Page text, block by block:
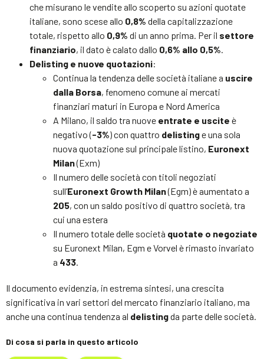
che misurano le vendite allo scoperto su azioni quotate
italiane, sono scese allo 0,8% della capitalizzazione
totale, rispetto allo 0,9% di un anno prima. Per il settore
finanziario, il dato è calato dallo 0,6% allo 0,5%.
Delisting e nuove quotazioni:
Continua la tendenza delle società italiane a uscire
dalla Borsa, fenomeno comune ai mercati
finanziari maturi in Europa e Nord America
A Milano, il saldo tra nuove entrate e uscite è
negativo (-3%) con quattro delistinge una sola
nuova quotazione sul principale listino, Euronext
Milan(Exm)
Il numero delle società con titoli negoziati
sull’Euronext Growth Milan(Egm) è aumentato a
205, con un saldo positivo di quattro società, tra
cui una estera
Il numero totale delle società quotate o negoziate
su Euronext Milan, Egm e Vorvel è rimasto invariato
a 433.
Il documento evidenzia, in estrema sintesi, una crescita
significativa in vari settori del mercato finanziario italiano, ma
anche una continua tendenza al delistingda parte delle società.
Di cosa si parla in questo articolo